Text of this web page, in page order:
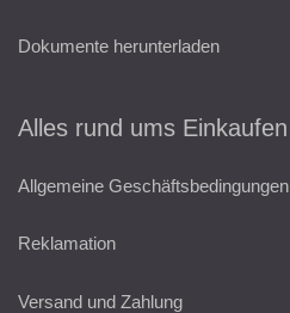
Dokumente herunterladen
Alles rund ums Einkaufen
Allgemeine Geschäftsbedingungen
Reklamation
Versand und Zahlung